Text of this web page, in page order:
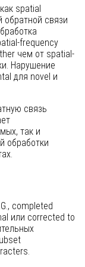
spatial
связи
frequency
чем от spatial-
Нарушение
для novel и
связь
так и
обработки
completed
или corrected to